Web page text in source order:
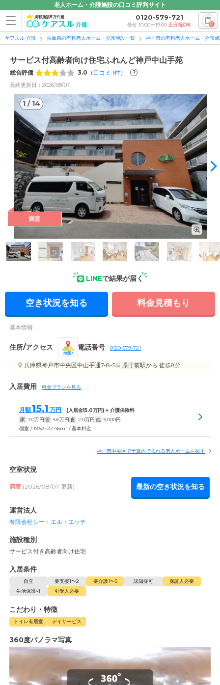
老人ホーム・介護施設の口コミ評判サイト
掲載施設5万件超 0120-579-721
受付 10:00〜19:00土日祝OK 0
ケアスル 介護 兵庫県の有料老人ホーム・介護施設一覧 神戸市の有料老人ホーム・介護
サービス付高齢者向け住宅ふれんど神戸中山手苑
総合評価 3.0 （ 口コミ 1件） ?
最終更新日：2026/08/07
1 / 14
1/14
外観の写真
満室
LINEで結果が届く
空き状況を知る 料金見積もり
基本情報
住所/アクセス
地図
電話番号 0120-579-721
兵庫県神戸市中央区中山手通7-8-5 県庁前駅から 徒歩8分
入居費用 料金プランを見る
月額15.1 万円 (入居金15.0万円) + 介護保険料
家 7.0万円 管 5.6万円 食 2.0万円 他 5,000円
個室 / 19.53~22.46m2 / 基本料金
神戸市中央区で予算内で入れる老人ホームを探す
空室状況
満室 (2026/08/07 更新) 最新の空き状況を知る
運営法人
有限会社シー・エル・エッチ
施設種別
サービス付き高齢者向け住宅
入居条件
自立 要支援1〜2 要介護1〜5 認知症可
保証人必要
生活保護可
引受人必要
こだわり・特徴
トイレ有居室 デイサービス
360度パノラマ写真